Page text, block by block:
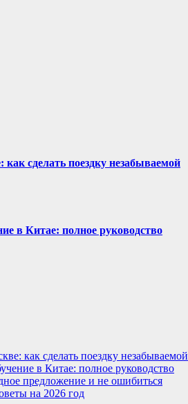
сделать поездку незабываемой
в Китае: полное руководство
как сделать поездку незабываемой
в Китае: полное руководство
предложение и не ошибиться
на 2026 год